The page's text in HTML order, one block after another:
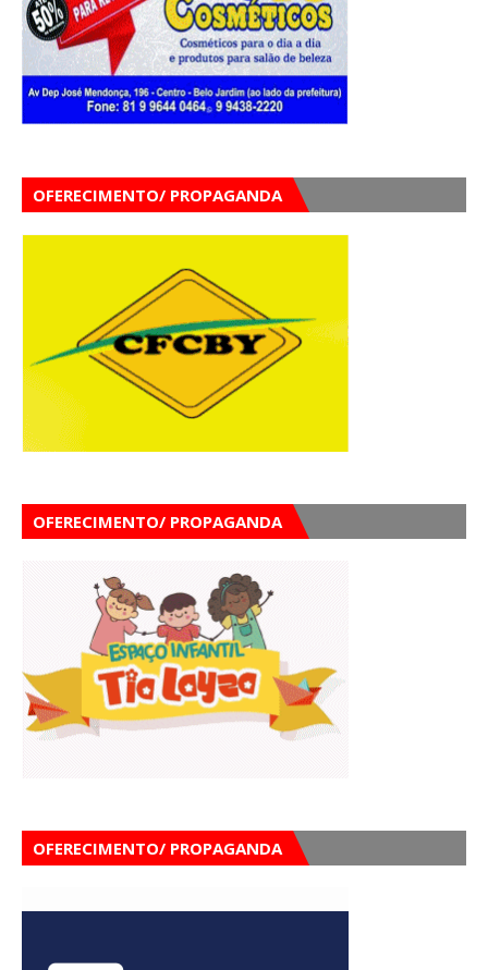
OFERECIMENTO/ PROPAGANDA
OFERECIMENTO/ PROPAGANDA
OFERECIMENTO/ PROPAGANDA